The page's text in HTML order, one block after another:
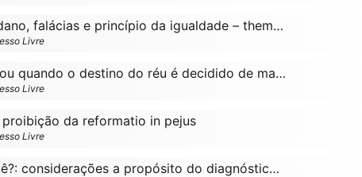
Crime, reparação do dano, falácias e princípio da igualdade – themis pode usar uma venda, mas o juiz não
Livre
“arnaldo, pode isso?” ou quando o destino do réu é decidido de maneira heterodoxa
Livre
da reformatio in pejus
Livre
Você tem nome de quê?: considerações a propósito do diagnóstico psi no direito